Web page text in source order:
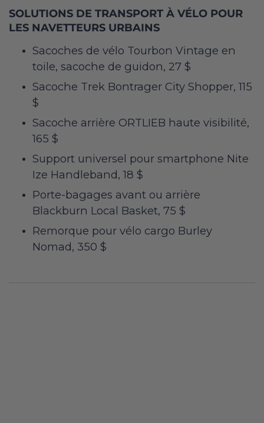
SOLUTIONS DE TRANSPORT À VÉLO POUR
LES NAVETTEURS URBAINS
Sacoches de vélo Tourbon Vintage en
toile, sacoche de guidon, 27 $
Sacoche Trek Bontrager City Shopper, 115
$
Sacoche arrière ORTLIEB haute visibilité,
165 $
Support universel pour smartphone Nite
Ize Handleband, 18 $
Porte-bagages avant ou arrière
Blackburn Local Basket, 75 $
Remorque pour vélo cargo Burley
Nomad, 350 $